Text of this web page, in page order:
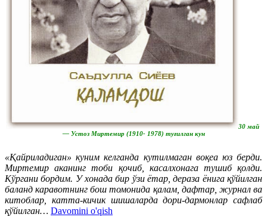
30 май
— Устоз Миртемир (1910- 1978) туғилган кун
«Қайриладиган» куним келганда кутилмаган воқеа юз берди.
Миртемир аканинг тоби қочиб, касалхонага тушиб қолди.
Кўргани бордим. У хонада бир ўзи ётар, дераза ёнига қўйилган
баланд каравотнинг бош томонида қалам, дафтар, журнал ва
китоблар, катта-кичик шишаларда дори-дармонлар сафлаб
қўйилган… Davomini o'qish